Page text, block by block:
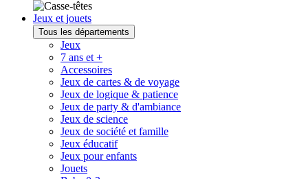
Jeux et jouets
Tous les départements
Jeux
7 ans et +
Accessoires
Jeux de cartes & de voyage
Jeux de logique & patience
Jeux de party & d'ambiance
Jeux de science
Jeux de société et famille
Jeux éducatif
Jeux pour enfants
Jouets